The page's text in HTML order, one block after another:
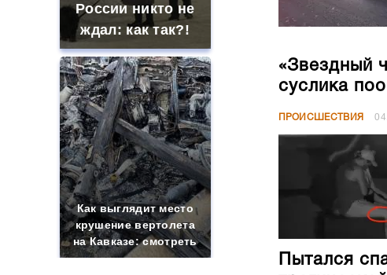
России никто не
ждал: как так?!
Как выглядит место
крушение вертолета
на Кавказе: смотреть
«Звездный
суслика
ПРОИСШЕСТВИЯ
Пытался